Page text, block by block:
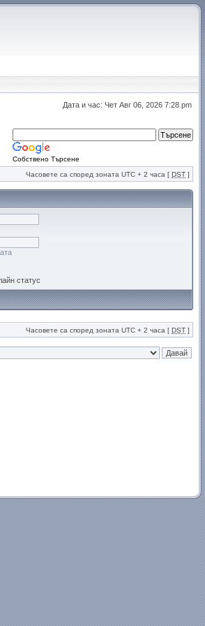
Дата и час: Чет Авг 06, 2026 7:28 pm
Собствено Търсене
Часовете са според зоната UTC + 2 часа [ DST ]
статус
Часовете са според зоната UTC + 2 часа [ DST ]